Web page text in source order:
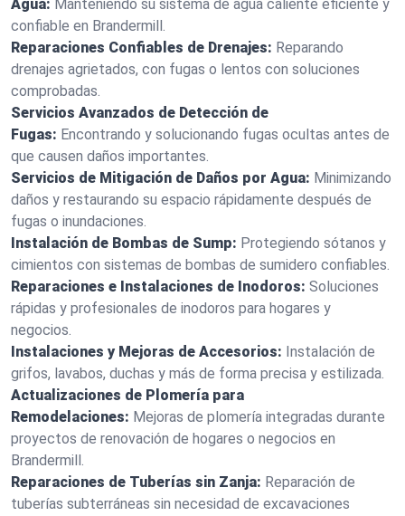
Agua: Manteniendo su sistema de agua caliente eficiente y
confiable en Brandermill.
Reparaciones Confiables de Drenajes: Reparando
drenajes agrietados, con fugas o lentos con soluciones
comprobadas.
Servicios Avanzados de Detección de
Fugas: Encontrando y solucionando fugas ocultas antes de
que causen daños importantes.
Servicios de Mitigación de Daños por Agua: Minimizando
daños y restaurando su espacio rápidamente después de
fugas o inundaciones.
Instalación de Bombas de Sump: Protegiendo sótanos y
cimientos con sistemas de bombas de sumidero confiables.
Reparaciones e Instalaciones de Inodoros: Soluciones
rápidas y profesionales de inodoros para hogares y
negocios.
Instalaciones y Mejoras de Accesorios: Instalación de
grifos, lavabos, duchas y más de forma precisa y estilizada.
Actualizaciones de Plomería para
Remodelaciones: Mejoras de plomería integradas durante
proyectos de renovación de hogares o negocios en
Brandermill.
Reparaciones de Tuberías sin Zanja: Reparación de
tuberías subterráneas sin necesidad de excavaciones